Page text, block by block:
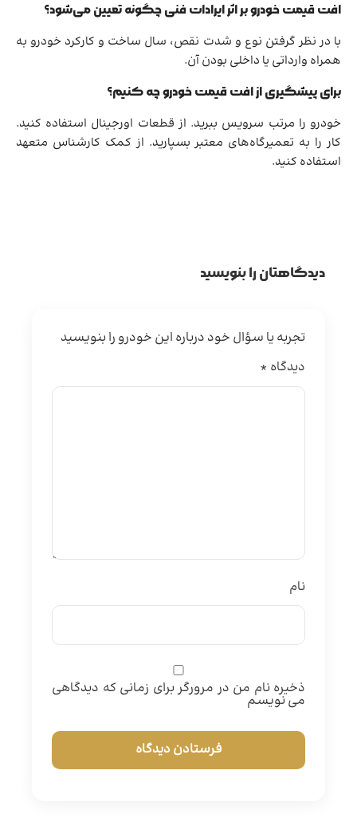
افت قیمت خودرو بر اثر ایرادات فنی چگونه تعیین می‌شود؟
با در نظر گرفتن نوع و شدت نقص، سال ساخت و کارکرد خودرو به
همراه وارداتی یا داخلی بودن آن.
برای پیشگیری از افت قیمت خودرو چه کنیم؟
خودرو را مرتب سرویس ببرید. از قطعات اورجینال استفاده کنید.
کار را به تعمیرگاه‌های معتبر بسپارید. از کمک کارشناس متعهد
استفاده کنید.
دیدگاهتان را بنویسید
تجربه یا سؤال خود درباره این خودرو را بنویسید
دیدگاه *
نام
ذخیره نام من در مرورگر برای زمانی که دیدگاهی
می نویسم